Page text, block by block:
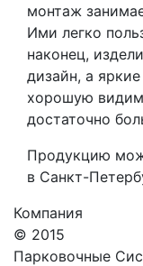
монтаж
Ими легко
наконец,
дизайн, а
хорошую
достаточно
Продукцию
в Санкт-
Компания
© 2015
Парковочные